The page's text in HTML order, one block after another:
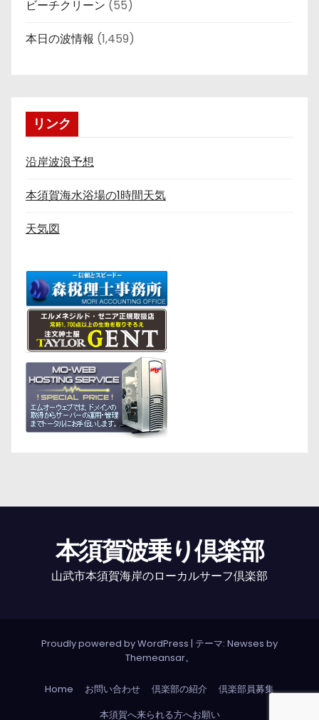
ビーチクリーン (55)
本日の波情報 (1,459)
リンク
沿岸波浪予想
本須賀海水浴場の1時間天気
天気図
本須賀波乗り倶楽部
山武市本須賀海岸のローカルサーフ倶楽部
Proudly powered by WordPress | テーマ: Newses by
Themeansar。
Home お問い合わせ 倶楽部の紹介
倶楽部員募集
本須賀へ来られる方へお願い